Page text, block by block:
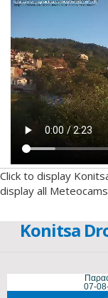
Click to display
display all
Konitsa